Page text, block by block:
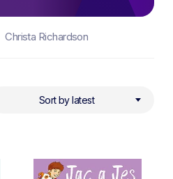
Christa Richardson
Sort by latest